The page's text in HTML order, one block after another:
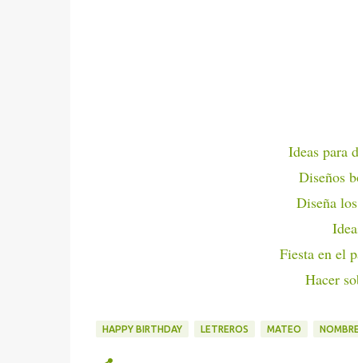
Ideas para
Diseños
Diseña
Fiesta en el
Hacer
HAPPY BIRTHDAY LETREROS MATEO